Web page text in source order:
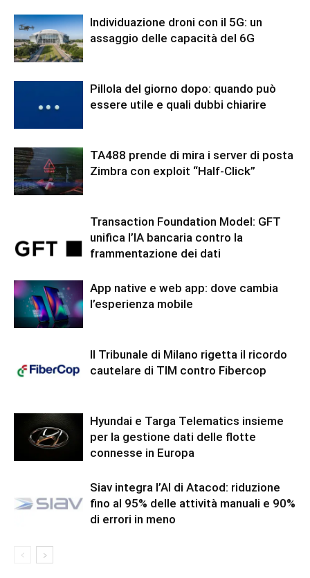
Individuazione droni con il 5G: un
assaggio delle capacità del 6G
Pillola del giorno dopo: quando può
essere utile e quali dubbi chiarire
TA488 prende di mira i server di posta
Zimbra con exploit “Half-Click”
Transaction Foundation Model: GFT
unifica l’IA bancaria contro la
frammentazione dei dati
App native e web app: dove cambia
l’esperienza mobile
Il Tribunale di Milano rigetta il ricordo
cautelare di TIM contro Fibercop
Hyundai e Targa Telematics insieme
per la gestione dati delle flotte
connesse in Europa
Siav integra l’AI di Atacod: riduzione
fino al 95% delle attività manuali e 90%
di errori in meno